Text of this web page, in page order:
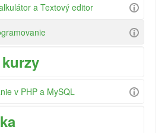
a Textový editor
v PHP a MySQL